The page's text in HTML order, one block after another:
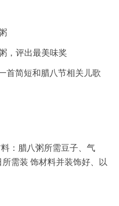
，评出最美味奖
首简短和腊八节相关儿歌
：腊八粥所需豆子、气
需装 饰材料并装饰好、以